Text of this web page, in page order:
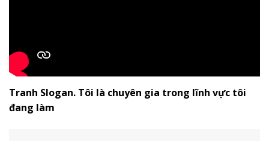
Tranh Slogan. Tôi là chuyên gia trong lĩnh vực tôi
đang làm